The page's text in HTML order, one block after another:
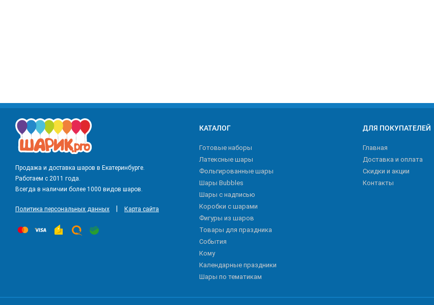
Продажа и доставка шаров в Екатеринбурге.
Работаем с 2011 года.
Всегда в наличии более 1000 видов шаров.
Политика персональных данных Карта сайта
КАТАЛОГ
Готовые наборы
Латексные шары
Фольгированные шары
Шары Bubbles
Шары с надписью
Коробки с шарами
Фигуры из шаров
Товары для праздника
События
Кому
Календарные праздники
Шары по тематикам
ДЛЯ ПОКУПАТЕЛЕЙ
Главная
Доставка и оплата
Скидки и акции
Контакты